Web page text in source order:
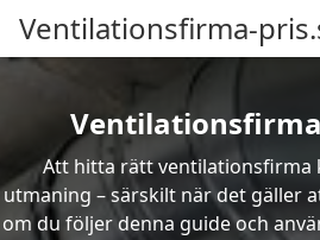
Ventilationsfirma-
Att hitta rätt ventilationsfirma
utmaning – särskilt när det gäller
om du följer denna guide och